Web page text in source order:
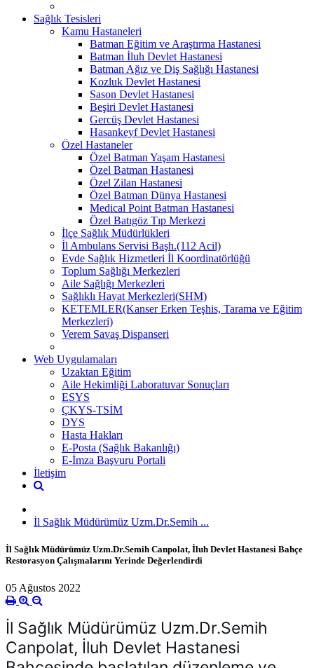
Sağlık Tesisleri
Kamu Hastaneleri
Batman Eğitim ve Araştırma Hastanesi
Batman İluh Devlet Hastanesi
Batman Ağız ve Diş Sağlığı Hastanesi
Kozluk Devlet Hastanesi
Sason Devlet Hastanesi
Beşiri Devlet Hastanesi
Gercüş Devlet Hastanesi
Hasankeyf Devlet Hastanesi
Özel Hastaneler
Özel Batman Yaşam Hastanesi
Özel Batman Hastanesi
Özel Zilan Hastanesi
Özel Batman Dünya Hastanesi
Medical Point Batman Hastanesi
Özel Batıgöz Tıp Merkezi
İlçe Sağlık Müdürlükleri
İl Ambulans Servisi Başh.(112 Acil)
Evde Sağlık Hizmetleri İl Koordinatörlüğü
Toplum Sağlığı Merkezleri
Aile Sağlığı Merkezleri
Sağlıklı Hayat Merkezleri(SHM)
KETEMLER(Kanser Erken Teşhis, Tarama ve Eğitim
Merkezleri)
Verem Savaş Dispanseri
Web Uygulamaları
Uzaktan Eğitim
Aile Hekimliği Laboratuvar Sonuçları
ESYS
ÇKYS-TSİM
DYS
Hasta Hakları
E-Posta (Sağlık Bakanlığı)
E-İmza Başvuru Portali
İletişim
İl Sağlık Müdürümüz Uzm.Dr.Semih ...
İl Sağlık Müdürümüz Uzm.Dr.Semih Canpolat, İluh Devlet Hastanesi Bahçe
Restorasyon Çalışmalarını Yerinde Değerlendirdi
05 Ağustos 2022
İl Sağlık Müdürümüz Uzm.Dr.Semih
Canpolat, İluh Devlet Hastanesi